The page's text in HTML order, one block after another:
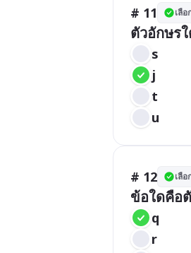
# 11 เลื
ตัวอักษร
s
j
t
u
# 12 เลื
ข้อใดคือ
q
r